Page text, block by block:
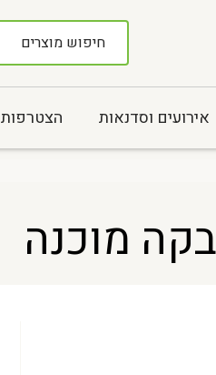
אירועים וסדנאות הצטרפות
מוכנה